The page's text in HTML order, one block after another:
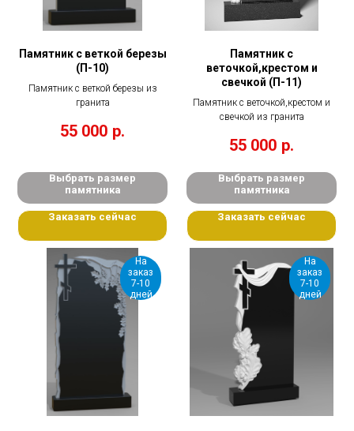
Памятник с веткой березы
(П-10)
Памятник с веткой березы из
гранита
55 000 р.
Выбрать размер
памятника
Заказать сейчас
Памятник с
веточкой,крестом и
свечкой (П-11)
Памятник с веточкой,крестом и
свечкой из гранита
55 000 р.
Выбрать размер
памятника
Заказать сейчас
На
заказ
7-10
дней
На
заказ
7-10
дней